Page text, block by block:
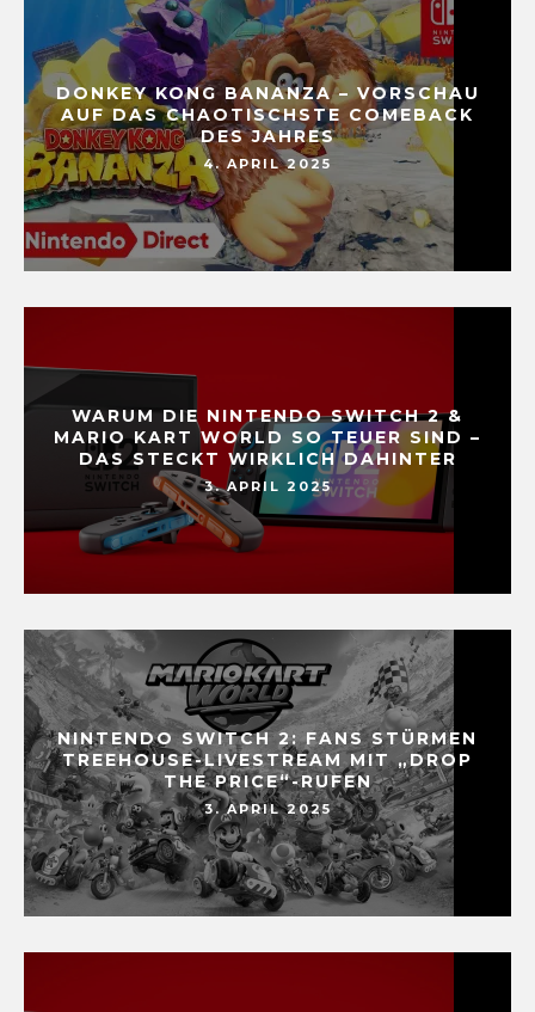
DONKEY KONG BANANZA – VORSCHAU
AUF DAS CHAOTISCHSTE COMEBACK
DES JAHRES
4. APRIL 2025
WARUM DIE NINTENDO SWITCH 2 &
MARIO KART WORLD SO TEUER SIND –
DAS STECKT WIRKLICH DAHINTER
3. APRIL 2025
NINTENDO SWITCH 2: FANS STÜRMEN
TREEHOUSE-LIVESTREAM MIT „DROP
THE PRICE“-RUFEN
3. APRIL 2025